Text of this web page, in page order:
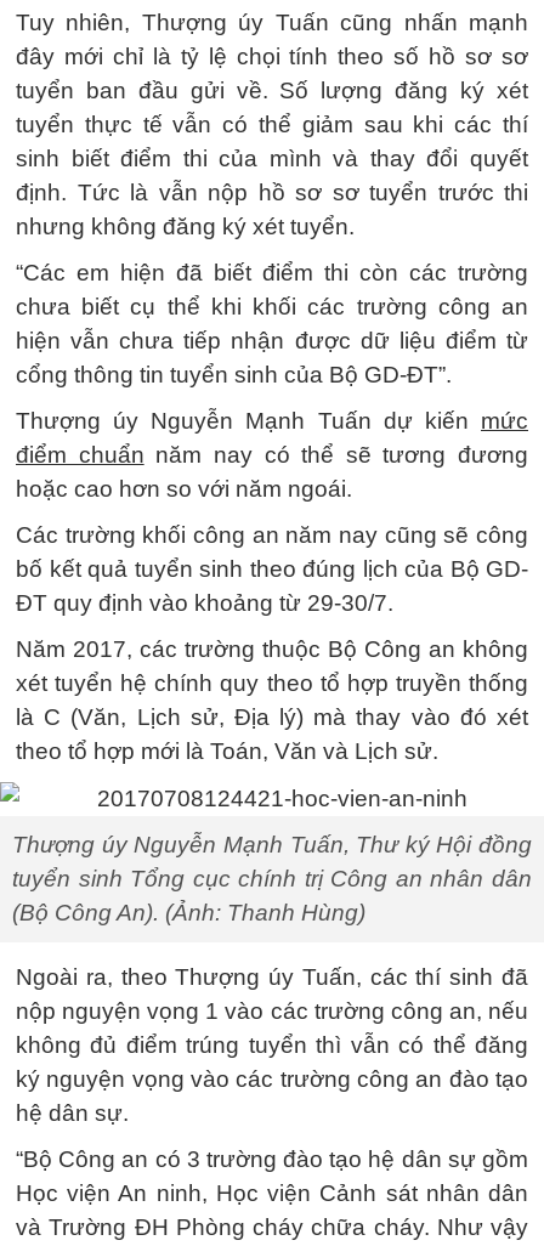
Tuy nhiên, Thượng úy Tuấn cũng nhấn mạnh
đây mới chỉ là tỷ lệ chọi tính theo số hồ sơ sơ
tuyển ban đầu gửi về. Số lượng đăng ký xét
tuyển thực tế vẫn có thể giảm sau khi các thí
sinh biết điểm thi của mình và thay đổi quyết
định. Tức là vẫn nộp hồ sơ sơ tuyển trước thi
nhưng không đăng ký xét tuyển.
“Các em hiện đã biết điểm thi còn các trường
chưa biết cụ thể khi khối các trường công an
hiện vẫn chưa tiếp nhận được dữ liệu điểm từ
cổng thông tin tuyển sinh của Bộ GD-ĐT”.
Thượng úy Nguyễn Mạnh Tuấn dự kiến mức
điểm chuẩn năm nay có thể sẽ tương đương
hoặc cao hơn so với năm ngoái.
Các trường khối công an năm nay cũng sẽ công
bố kết quả tuyển sinh theo đúng lịch của Bộ GD-
ĐT quy định vào khoảng từ 29-30/7.
Năm 2017, các trường thuộc Bộ Công an không
xét tuyển hệ chính quy theo tổ hợp truyền thống
là C (Văn, Lịch sử, Địa lý) mà thay vào đó xét
theo tổ hợp mới là Toán, Văn và Lịch sử.
Thượng úy Nguyễn Mạnh Tuấn, Thư ký Hội đồng
tuyển sinh Tổng cục chính trị Công an nhân dân
(Bộ Công An). (Ảnh: Thanh Hùng)
Ngoài ra, theo Thượng úy Tuấn, các thí sinh đã
nộp nguyện vọng 1 vào các trường công an, nếu
không đủ điểm trúng tuyển thì vẫn có thể đăng
ký nguyện vọng vào các trường công an đào tạo
hệ dân sự.
“Bộ Công an có 3 trường đào tạo hệ dân sự gồm
Học viện An ninh, Học viện Cảnh sát nhân dân
và Trường ĐH Phòng cháy chữa cháy. Như vậy